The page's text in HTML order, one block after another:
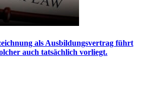
als Ausbildungsvertrag führt
auch tatsächlich vorliegt.